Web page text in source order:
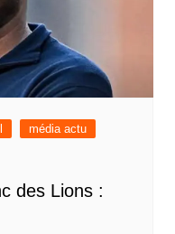
média actu
des Lions :